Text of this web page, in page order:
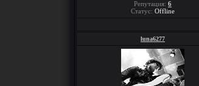
Репутация: 6
Статус: Offline
luna6277